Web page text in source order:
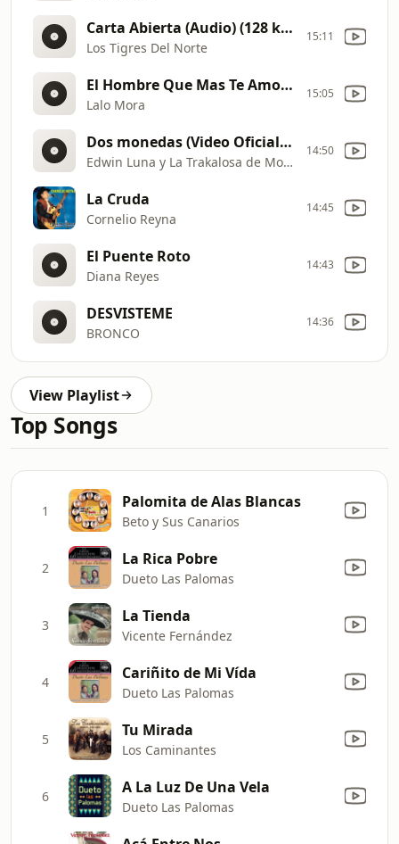
Carta Abierta (Audio) (128 kbps)
Los Tigres Del Norte
15:11
El Hombre Que Mas Te Amo with lyrics
Lalo Mora
15:05
Dos monedas (Video Oficial) (128 kbps)
Edwin Luna y La Trakalosa de Monterrey
14:50
La Cruda
Cornelio Reyna
14:45
El Puente Roto
Diana Reyes
14:43
DESVISTEME
BRONCO
14:36
View Playlist
Top Songs
1 Palomita de Alas Blancas
Beto y Sus Canarios
2 La Rica Pobre
Dueto Las Palomas
3 La Tienda
Vicente Fernández
4 Cariñito de Mi Vída
Dueto Las Palomas
5 Tu Mirada
Los Caminantes
6 A La Luz De Una Vela
Dueto Las Palomas